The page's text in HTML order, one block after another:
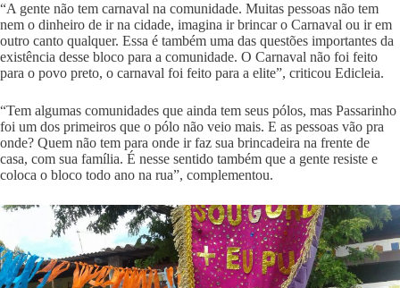
“A gente não tem carnaval na comunidade. Muitas pessoas não tem
nem o dinheiro de ir na cidade, imagina ir brincar o Carnaval ou ir em
outro canto qualquer. Essa é também uma das questões importantes da
existência desse bloco para a comunidade. O Carnaval não foi feito
para o povo preto, o carnaval foi feito para a elite”, criticou Edicleia.
“Tem algumas comunidades que ainda tem seus pólos, mas Passarinho
foi um dos primeiros que o pólo não veio mais. E as pessoas vão pra
onde? Quem não tem para onde ir faz sua brincadeira na frente de
casa, com sua família. É nesse sentido também que a gente resiste e
coloca o bloco todo ano na rua”, complementou.